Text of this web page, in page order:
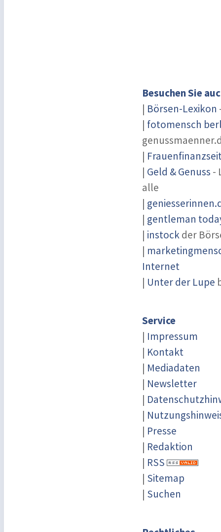
Besuchen Sie
| Börsen-Lexikon
| fotomensch
|
| Geld & Genuss -
alle
|
| gentleman
| instockder
|
Internet
| Unter der Lupe
Service
| Impressum
| Kontakt
| Mediadaten
| Newsletter
|
|
| Presse
| Redaktion
| RSS
| Sitemap
| Suchen